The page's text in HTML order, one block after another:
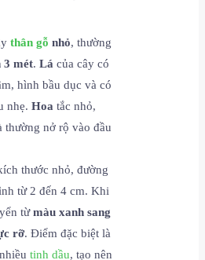
thân gỗ nhỏ, thường
3 mét.Lá của cây có
hình bầu dục và có
nhẹ.Hoa tắc nhỏ,
thường nở rộ vào đầu
thước nhỏ, đường
từ 2 đến 4 cm. Khi
từmàu xanh sang
rỡ. Điểm đặc biệt là
tinh dầu, tạo nên